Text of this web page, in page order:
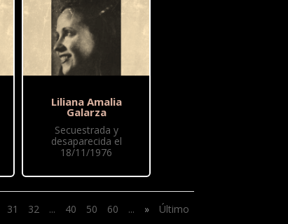
Liliana Amalia
Galarza
Secuestrada y
desaparecida el
18/11/1976
31 32 ... 40 50 60 ... » Último